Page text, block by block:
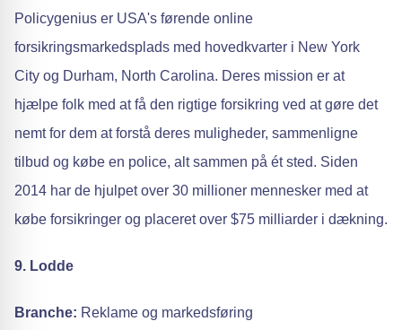
Policygenius er USA's førende online
forsikringsmarkedsplads med hovedkvarter i New York
City og Durham, North Carolina. Deres mission er at
hjælpe folk med at få den rigtige forsikring ved at gøre det
nemt for dem at forstå deres muligheder, sammenligne
tilbud og købe en police, alt sammen på ét sted. Siden
2014 har de hjulpet over 30 millioner mennesker med at
købe forsikringer og placeret over $75 milliarder i dækning.
9. Lodde
Branche: Reklame og markedsføring